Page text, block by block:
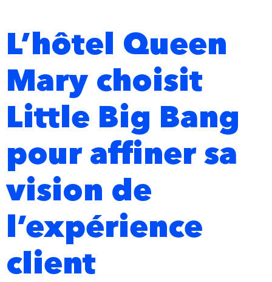
L’hôtel Queen
Mary choisit
Little Big Bang
pour affiner sa
vision de
l’expérience
client